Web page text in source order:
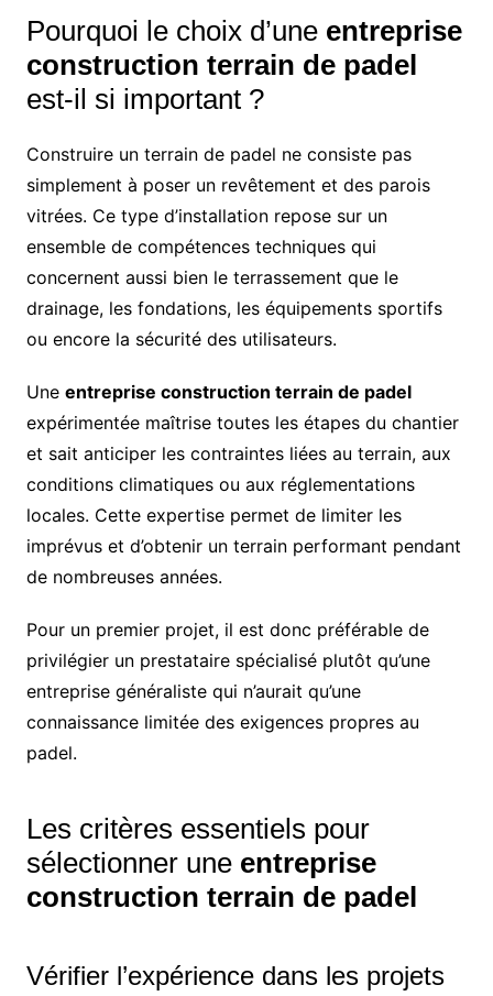
Pourquoi le choix d’une entreprise
construction terrain de padel
est-il si important ?
Construire un terrain de padel ne consiste pas
simplement à poser un revêtement et des parois
vitrées. Ce type d’installation repose sur un
ensemble de compétences techniques qui
concernent aussi bien le terrassement que le
drainage, les fondations, les équipements sportifs
ou encore la sécurité des utilisateurs.
Une entreprise construction terrain de padel
expérimentée maîtrise toutes les étapes du chantier
et sait anticiper les contraintes liées au terrain, aux
conditions climatiques ou aux réglementations
locales. Cette expertise permet de limiter les
imprévus et d’obtenir un terrain performant pendant
de nombreuses années.
Pour un premier projet, il est donc préférable de
privilégier un prestataire spécialisé plutôt qu’une
entreprise généraliste qui n’aurait qu’une
connaissance limitée des exigences propres au
padel.
Les critères essentiels pour
sélectionner une entreprise
construction terrain de padel
Vérifier l’expérience dans les projets